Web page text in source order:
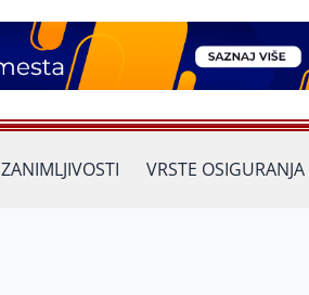
ZANIMLJIVOSTI VRSTE OSIGURANJA